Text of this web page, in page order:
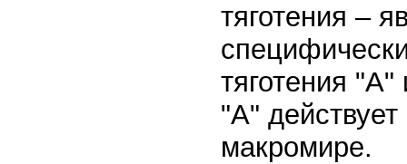
тяготения –
тяготения "А"
"А"
макромире.